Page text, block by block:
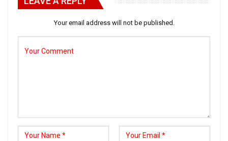
Your email address will not be published.